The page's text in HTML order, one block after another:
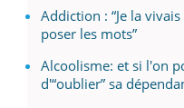
Addiction : “Je la
poser les mots”
Alcoolisme: et si l'on
d'“oublier” sa